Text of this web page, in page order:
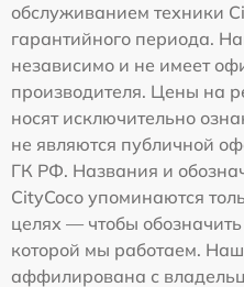
обслуживанием техники
гарантийного периода.
независимо и не имеет
производителя. Цены на
носят исключительно
не являются публичной
ГК РФ. Названия и
CityCoco упоминаются
целях — чтобы
которой мы работаем.
аффилирована с